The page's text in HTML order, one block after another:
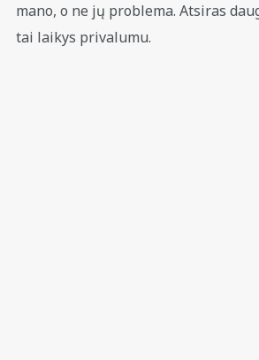
mano, o ne jų problema. Atsiras
tai laikys privalumu.